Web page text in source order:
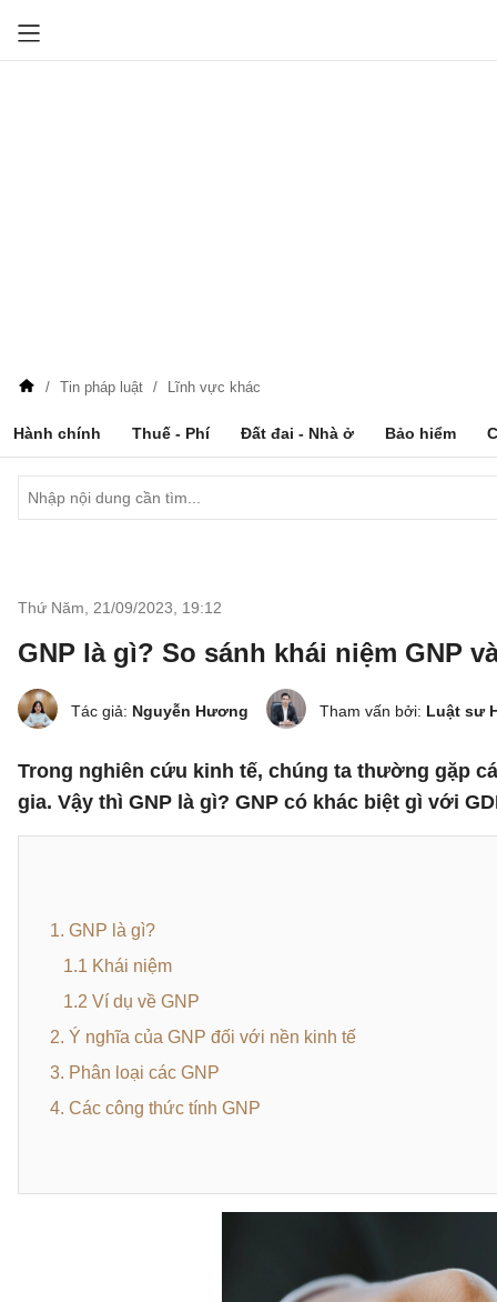
Tin pháp luật Lĩnh vực khác
Hành chính Thuế - Phí Đất đai - Nhà ở Bảo hiểm
Thứ Năm, 21/09/2023 19:12
GNP là gì? So sánh khái niệm GNP
Tác giả: Nguyễn Hương Tham vấn bởi: Luật sư
Trong nghiên cứu kinh tế, chúng ta thường gặp
gia. Vậy thì GNP là gì? GNP có khác biệt gì với
1. GNP là gì?
1.1 Khái niệm
1.2 Ví dụ về GNP
2. Ý nghĩa của GNP đối với nền kinh tế
3. Phân loại các GNP
4. Các công thức tính GNP